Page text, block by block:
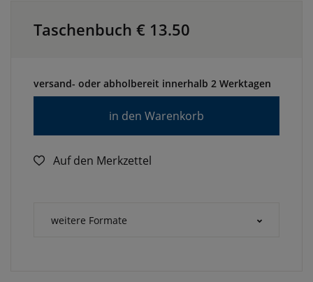
Taschenbuch € 13.50
versand- oder abholbereit innerhalb 2 Werktagen
in den Warenkorb
Auf den Merkzettel
weitere Formate